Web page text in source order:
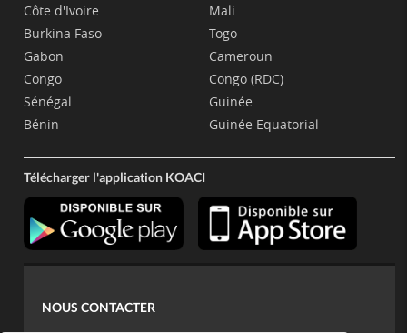
Côte d'Ivoire
Burkina Faso
Gabon
Congo
Sénégal
Bénin
Mali
Togo
Cameroun
Congo (RDC)
Guinée
Guinée Equatorial
Télécharger l'application KOACI
NOUS CONTACTER